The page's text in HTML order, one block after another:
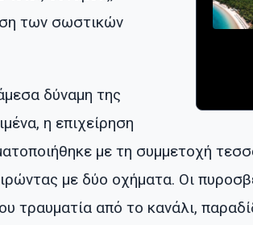
των σωστικών
δύναμη της
η επιχείρηση
με τη συμμετοχή
με δύο οχήματα. Οι
τραυματία από το κανάλι,